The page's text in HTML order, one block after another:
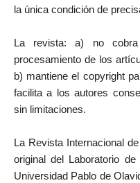
la única condición de
La revista: a) no
procesamiento de los
b) mantiene el copyright
facilita a los autores
sin limitaciones.
La Revista Internacional
original del Laboratorio
Universidad Pablo de